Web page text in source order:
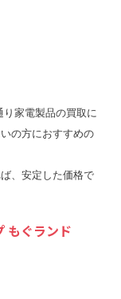
り家電製品の買取に
の方におすすめの
、安定した価格で
もぐランド